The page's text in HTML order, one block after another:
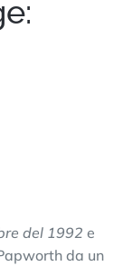
del 1992 e
da un